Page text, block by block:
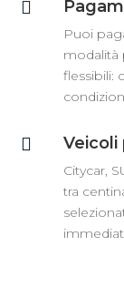

Puoi
modalità
flessibili:
 Veicoli
Citycar,
tra